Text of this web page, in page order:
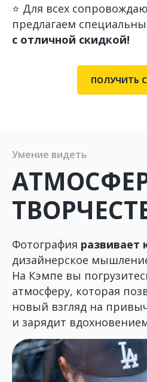
⭐️ Для всех
предлагаем
с отличной скидкой!
ПОЛУЧИТЬ
Умение видеть
Фотография развивает
дизайнерское
На Кэмпе вы
атмосферу, которая
новый взгляд на
и зарядит